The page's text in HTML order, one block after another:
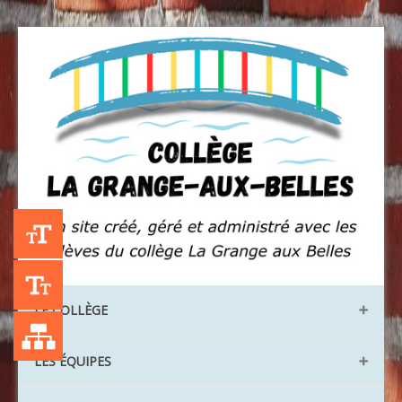
+A
-A
LE COLLÈGE
Les locaux
LES ÉQUIPES